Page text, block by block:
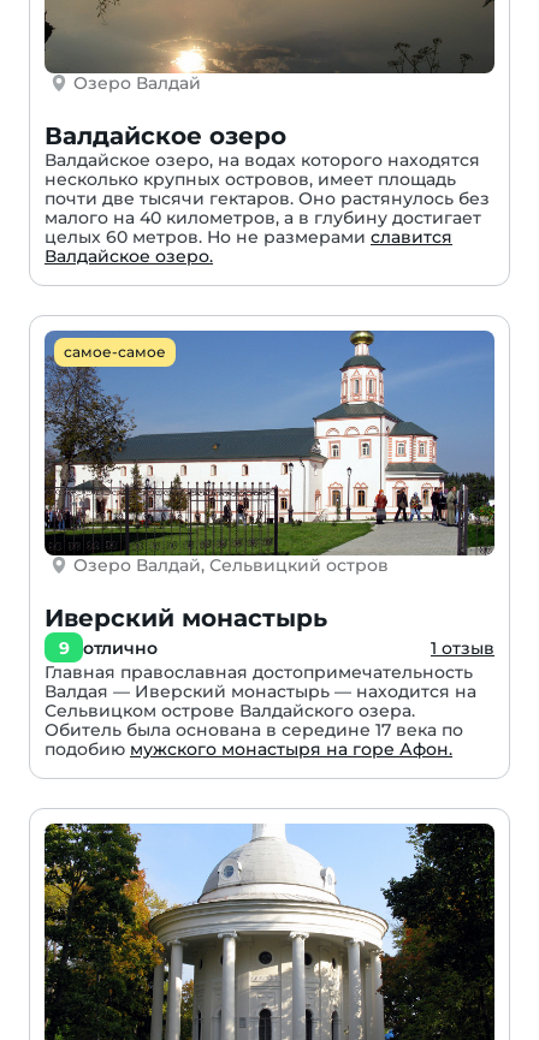
Озеро Валдай
Валдайское озеро
Валдайское озеро, на водах которого находятся
несколько крупных островов, имеет площадь
почти две тысячи гектаров. Оно растянулось без
малого на 40 километров, а в глубину достигает
целых 60 метров. Но не размерами славится
Валдайское озеро.
самое-самое
Озеро Валдай, Сельвицкий остров
Иверский монастырь
9 отлично
1 отзыв
Главная православная достопримечательность
Валдая — Иверский монастырь — находится на
Сельвицком острове Валдайского озера.
Обитель была основана в середине 17 века по
подобию мужского монастыря на горе Афон.